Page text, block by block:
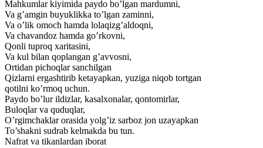
Mahkumlar kiyimida paydo bo’lgan mardumni,
Va g’amgin buyuklikka to’lgan zaminni,
Va o’lik omoch hamda lolaqizg’aldoqni,
Va chavandoz hamda go’rkovni,
Qonli tuproq xaritasini,
Va kul bilan qoplangan g’avvosni,
Ortidan pichoqlar sanchilgan
Qizlarni ergashtirib ketayapkan, yuziga niqob tortgan
qotilni ko’rmoq uchun.
Paydo bo’lur ildizlar, kasalxonalar, qontomirlar,
Buloqlar va quduqlar,
O’rgimchaklar orasida yolg’iz sarboz jon uzayapkan
To’shakni sudrab kelmakda bu tun.
Nafrat va tikanlardan iborat